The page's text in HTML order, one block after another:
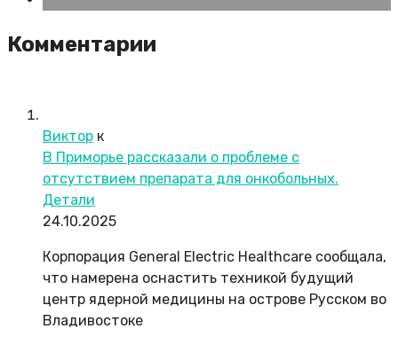
Комментарии
Виктор к
В Приморье рассказали о проблеме с
отсутствием препарата для онкобольных.
Детали
24.10.2025
Корпорация General Electric Healthcare сообщала,
что намерена оснастить техникой будущий
центр ядерной медицины на острове Русском во
Владивостоке